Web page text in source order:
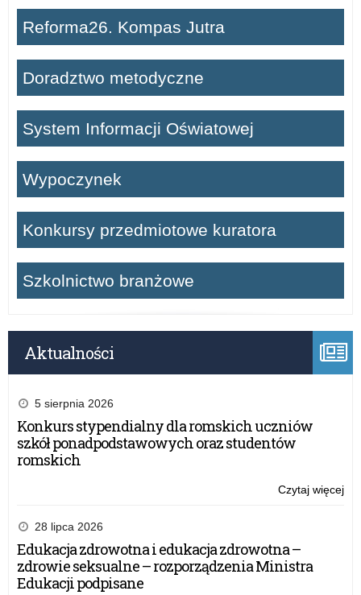
Reforma26. Kompas Jutra
Doradztwo metodyczne
System Informacji Oświatowej
Wypoczynek
Konkursy przedmiotowe kuratora
Szkolnictwo branżowe
Aktualności
5 sierpnia 2026
Konkurs stypendialny dla romskich uczniów
szkół ponadpodstawowych oraz studentów
romskich
Czytaj więcej
28 lipca 2026
Edukacja zdrowotna i edukacja zdrowotna –
zdrowie seksualne – rozporządzenia Ministra
Edukacji podpisane